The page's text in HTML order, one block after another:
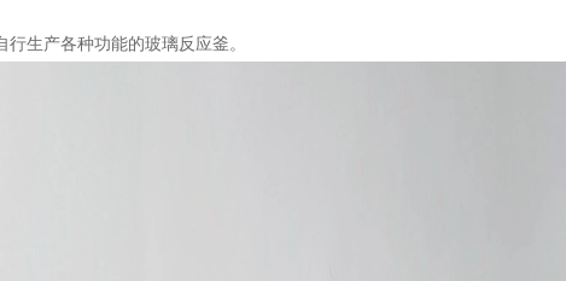
生产各种功能的玻璃反应釜。